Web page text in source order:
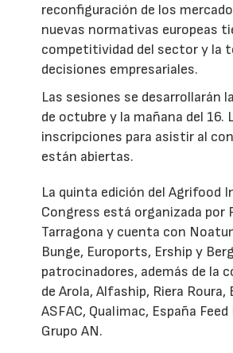
reconfiguración de los
nuevas normativas europeas
competitividad del sector y la
decisiones empresariales.
Las sesiones se desarrollarán
de octubre y la mañana del 16.
inscripciones para asistir al
están abiertas.
La quinta edición del Agrifood
Congress está organizada por
Tarragona y cuenta con
Bunge, Euroports, Ership y
patrocinadores, además de la
de Arola, Alfaship, Riera Roura,
ASFAC, Qualimac, España
Grupo AN.